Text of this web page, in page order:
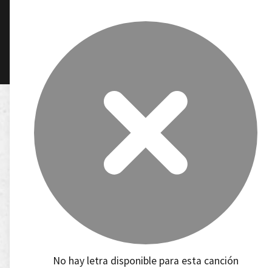
No hay letra disponible para esta canción